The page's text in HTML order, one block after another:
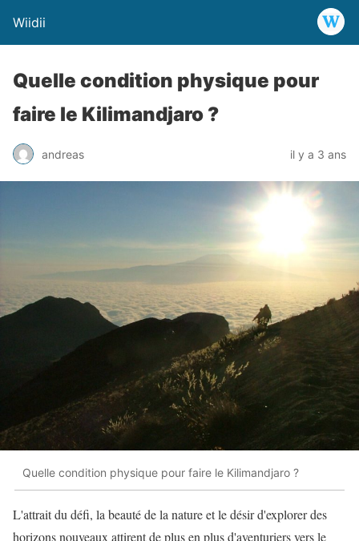
Wiidii
Quelle condition physique pour
faire le Kilimandjaro ?
andreas il y a 3 ans
Quelle condition physique pour faire le Kilimandjaro ?
L'attrait du défi, la beauté de la nature et le désir d'explorer des
horizons nouveaux attirent de plus en plus d'aventuriers vers le